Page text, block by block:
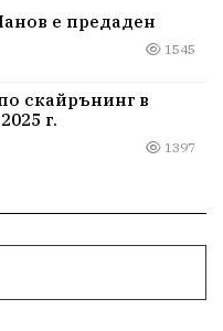
е предаден
1545
скайрънинг в
г.
1397